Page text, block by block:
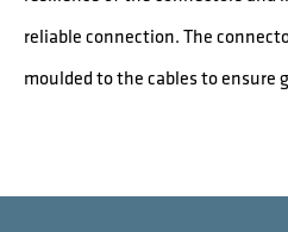
reliable connection. The
moulded to the cables to ensure